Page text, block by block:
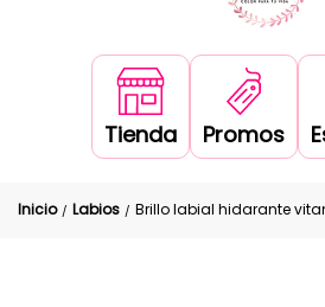
Tienda Promos
Inicio / Labios / Brillo labial hidarante